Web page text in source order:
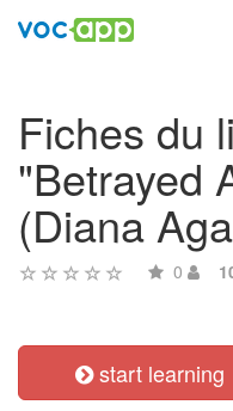
Fiches du
"Betrayed
(Diana
0
start learning